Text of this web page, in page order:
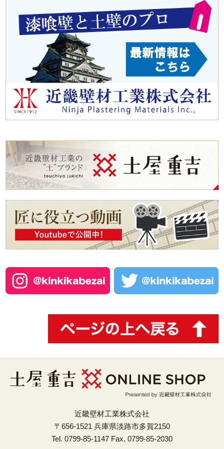
近畿壁材工業株式会社
〒656-1521 兵庫県淡路市多賀2150
Tel. 0799-85-1147 Fax. 0799-85-2030